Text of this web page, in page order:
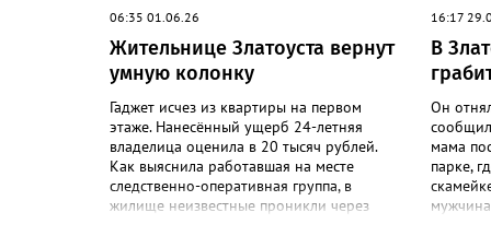
службы.
просить
06:35 01.06.26
Жительнице Златоуста вернут
умную колонку
Гаджет исчез из квартиры на первом
этаже. Нанесённый ущерб 24-летняя
владелица оценила в 20 тысяч рублей.
Как выяснила работавшая на месте
следственно-оперативная группа, в
жилище неизвестные проникли через
16:17
В
Он
мама
парке,